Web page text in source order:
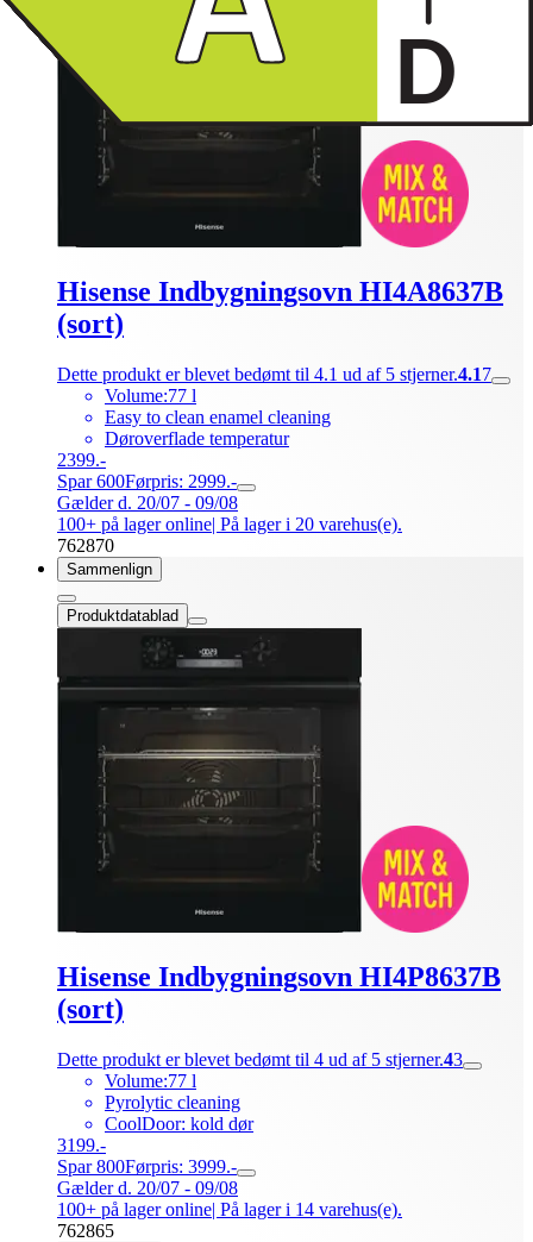
Hisense Indbygningsovn HI4A8637B
(sort)
Dette produkt er blevet bedømt til 4.1 ud af 5 stjerner.4.17
Volume:77 l
Easy to clean enamel cleaning
Døroverflade temperatur
2399.-
Spar 600Førpris: 2999.-
Gælder d. 20/07 - 09/08
100+ på lager online| På lager i 20 varehus(e).
762870
Sammenlign
Produktdatablad
Hisense Indbygningsovn HI4P8637B
(sort)
Dette produkt er blevet bedømt til 4 ud af 5 stjerner.43
Volume:77 l
Pyrolytic cleaning
CoolDoor: kold dør
3199.-
Spar 800Førpris: 3999.-
Gælder d. 20/07 - 09/08
100+ på lager online| På lager i 14 varehus(e).
762865